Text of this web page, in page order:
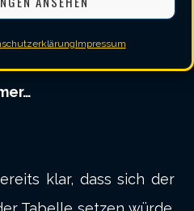
Impressum
klar, dass sich der